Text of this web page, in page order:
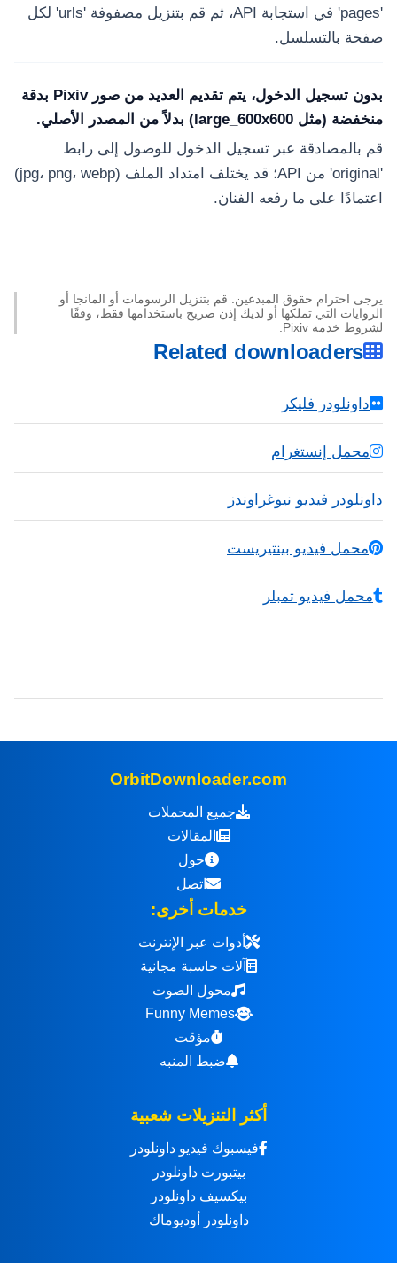
'pages' في استجابة API، ثم قم بتنزيل مصفوفة 'urls' لكل
صفحة بالتسلسل.
بدون تسجيل الدخول، يتم تقديم العديد من صور Pixiv بدقة
منخفضة (مثل large_600x600) بدلاً من المصدر الأصلي.
قم بالمصادقة عبر تسجيل الدخول للوصول إلى رابط
'original' من API؛ قد يختلف امتداد الملف (jpg، png، webp)
اعتمادًا على ما رفعه الفنان.
يرجى احترام حقوق المبدعين. قم بتنزيل الرسومات أو المانجا أو
الروايات التي تملكها أو لديك إذن صريح باستخدامها فقط، وفقًا
لشروط خدمة Pixiv.
Related downloaders
داونلودر فليكر
محمل إنستغرام
داونلودر فيديو نيوغراوندز
محمل فيديو بينتيريست
محمل فيديو تمبلر
OrbitDownloader.com
جميع المحملات
المقالات
حول
اتصل
خدمات أخرى:
أدوات عبر الإنترنت
آلات حاسبة مجانية
محول الصوت
Funny Memes
مؤقت
ضبط المنبه
أكثر التنزيلات شعبية
فيسبوك فيديو داونلودر
بيتبورت داونلودر
بيكسيف داونلودر
داونلودر أوديوماك